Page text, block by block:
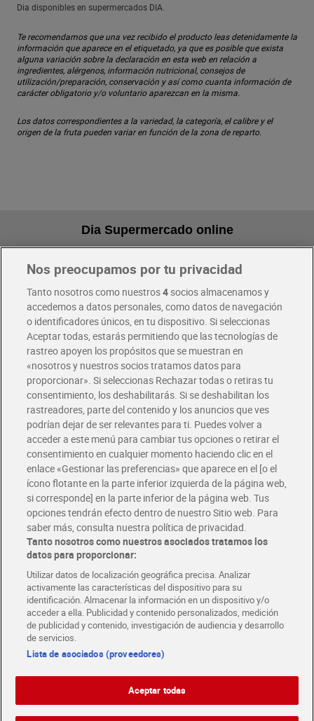
Dia disponibles en supermercados DIA.
Te recomendamos que una vez recibido el producto leas detenidamente la
información que aparece en el etiquetado, ya que es posible que exista
alguna variación sobre la declaración en esta web en relación a
ingredientes, alérgenos, información nutricional, consejos de
utilización/preparación, conservación y así como cuanta información de
carácter obligatorio y/o voluntario aparezcan en la misma.
Los datos correspondientes a la variedad, la categoría, el calibre y el
origen de la fruta pueden variar en función de la zona de reparto.
Dia Supermercado online
Pide hoy, recibe hoy
Envío gratis por compras superiores a 100€
Envío estandar por 4,99€
Glovo y Uber Eats
Solicita tu factura de Glovo o Uber Eats
Únete al CLUB Dia
Disfruta las ventajas y ofertas exclusivas.
Descárgate la APP Dia
Folletos y Tiendas
Descubre las mejores ofertas y busca tu tienda más cercana
Tarjeta MaX Dia
Te devuelve hasta 8€/mes de tus compras.
¡Solicita tu tarjeta de crédito aquí!
COMER MEJOR CADA DIA
COLABORA CON DIA ABRE TU TIENDA DIA CORPORATE
Nos preocupamos por tu privacidad
Tanto nosotros como nuestros4socios almacenamos y
accedemos a datos personales, como datos de navegación
o identificadores únicos, en tu dispositivo. Si seleccionas
Aceptar todas, estarás permitiendo que las tecnologías de
rastreo apoyen los propósitos que se muestran en
«nosotros y nuestros socios tratamos datos para
proporcionar». Si seleccionas Rechazar todas o retiras tu
consentimiento, los deshabilitarás. Si se deshabilitan los
rastreadores, parte del contenido y los anuncios que ves
podrían dejar de ser relevantes para ti. Puedes volver a
acceder a este menú para cambiar tus opciones o retirar el
consentimiento en cualquier momento haciendo clic en el
enlace «Gestionar las preferencias» que aparece en el [o el
ícono flotante en la parte inferior izquierda de la página web,
si corresponde] en la parte inferior de la página web. Tus
opciones tendrán efecto dentro de nuestro Sitio web. Para
saber más, consulta nuestra política de privacidad.
Tanto nosotros como nuestros asociados tratamos los
datos para proporcionar:
Utilizar datos de localización geográfica precisa. Analizar
activamente las características del dispositivo para su
identificación. Almacenar la información en un dispositivo y/o
acceder a ella. Publicidad y contenido personalizados, medición
de publicidad y contenido, investigación de audiencia y desarrollo
de servicios.
Lista de asociados (proveedores)
Aceptar todas